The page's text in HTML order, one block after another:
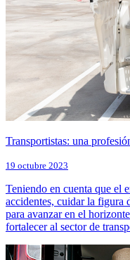
Transportistas: una
19 octubre 2023
Teniendo en cuenta que el
accidentes, cuidar la figura
para avanzar en el
fortalecer al sector de